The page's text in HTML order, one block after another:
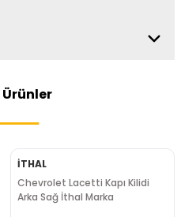
Ürünler
İTHAL
Chevrolet Lacetti Kapı Kilidi
Arka Sağ İthal Marka